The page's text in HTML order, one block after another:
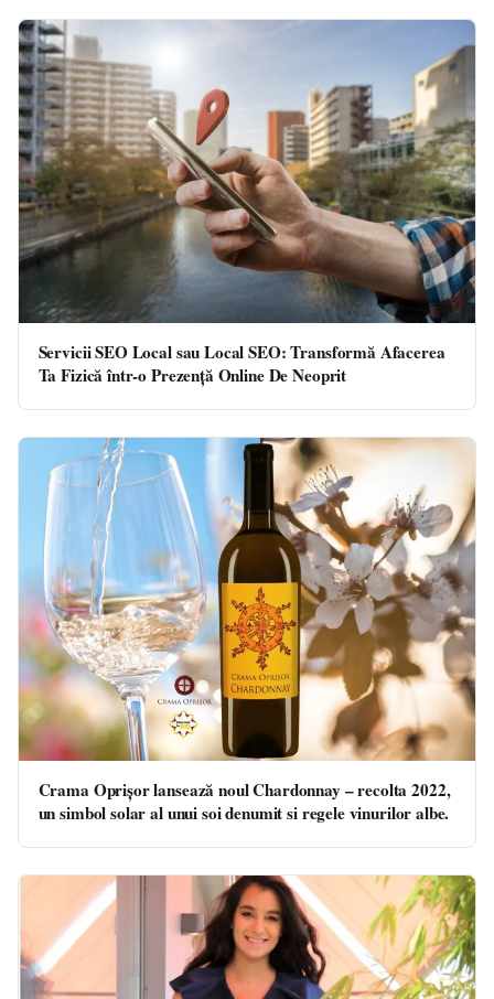
Servicii SEO Local sau Local SEO: Transformă Afacerea
Ta Fizică într-o Prezență Online De Neoprit
Crama Oprișor lansează noul Chardonnay – recolta 2022,
un simbol solar al unui soi denumit si regele vinurilor albe.